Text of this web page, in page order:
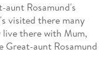
Rosamund's
visited there many
there with Mum,
Great-aunt Rosamund